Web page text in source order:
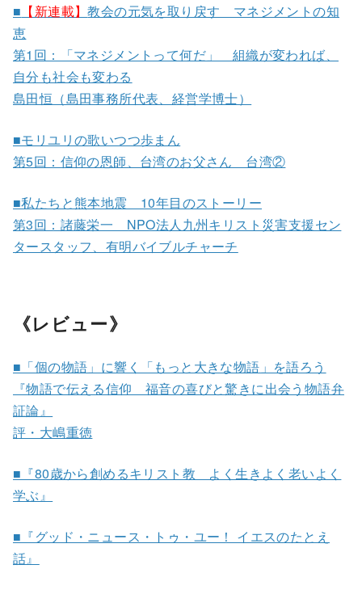
■ 【新連載】教会の元気を取り戻す マネジメントの知
恵
第1回：「マネジメントって何だ」 組織が変われば、
自分も社会も変わる
島田恒（島田事務所代表、経営学博士）
■モリユリの歌いつつ歩まん
第5回：信仰の恩師、台湾のお父さん 台湾②
■私たちと熊本地震 10年目のストーリー
第3回：諸藤栄一 NPO法人九州キリスト災害支援セン
タースタッフ、有明バイブルチャーチ
《レビュー》
■「個の物語」に響く「もっと大きな物語」を語ろう
『物語で伝える信仰 福音の喜びと驚きに出会う物語弁
証論』
評・大嶋重徳
■『80歳から創めるキリスト教 よく生きよく老いよく
学ぶ』
■『グッド・ニュース・トゥ・ユー！ イエスのたとえ
話』